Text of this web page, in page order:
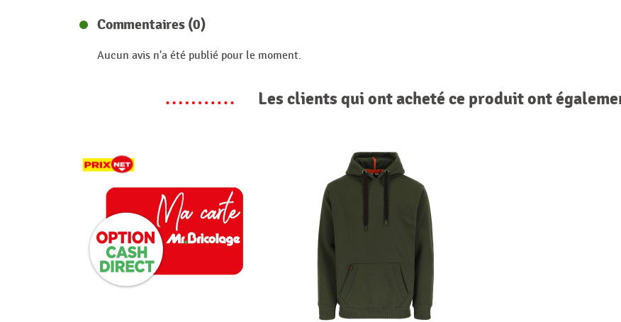
Commentaires (0)
Aucun avis n'a été publié pour le moment.
Les clients qui ont acheté ce produit ont